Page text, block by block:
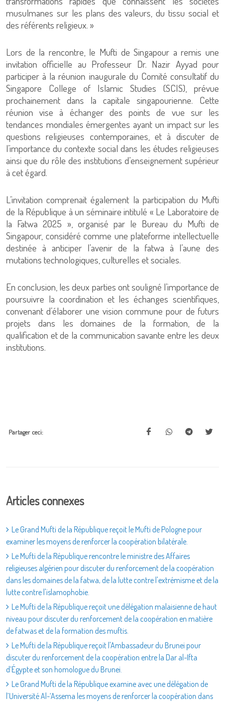
musulmanes sur les plans des valeurs, du tissu social et
des référents religieux. »
Lors de la rencontre, le Mufti de Singapour a remis une
invitation officielle au Professeur Dr. Nazir Ayyad pour
participer à la réunion inaugurale du Comité consultatif du
Singapore College of Islamic Studies (SCIS), prévue
prochainement dans la capitale singapourienne. Cette
réunion vise à échanger des points de vue sur les
tendances mondiales émergentes ayant un impact sur les
questions religieuses contemporaines, et à discuter de
l’importance du contexte social dans les études religieuses
ainsi que du rôle des institutions d’enseignement supérieur
à cet égard.
L’invitation comprenait également la participation du Mufti
de la République à un séminaire intitulé « Le Laboratoire de
la Fatwa 2025 », organisé par le Bureau du Mufti de
Singapour, considéré comme une plateforme intellectuelle
destinée à anticiper l’avenir de la fatwa à l’aune des
mutations technologiques, culturelles et sociales.
En conclusion, les deux parties ont souligné l’importance de
poursuivre la coordination et les échanges scientifiques,
convenant d’élaborer une vision commune pour de futurs
projets dans les domaines de la formation, de la
qualification et de la communication savante entre les deux
institutions.
Partager ceci:
Articles connexes
Le Grand Mufti de la République reçoit le Mufti de Pologne pour
examiner les moyens de renforcer la coopération bilatérale.
Le Mufti de la République rencontre le ministre des Affaires
religieuses algérien pour discuter du renforcement de la coopération
dans les domaines de la fatwa, de la lutte contre l'extrémisme et de la
lutte contre l'islamophobie.
Le Mufti de la République reçoit une délégation malaisienne de haut
niveau pour discuter du renforcement de la coopération en matière
de fatwas et de la formation des muftis.
Le Mufti de la République reçoit l'Ambassadeur du Brunei pour
discuter du renforcement de la coopération entre la Dar al-Ifta
d’Égypte et son homologue du Brunei.
Le Grand Mufti de la République examine avec une délégation de
l’Université Al-‘Assema les moyens de renforcer la coopération dans